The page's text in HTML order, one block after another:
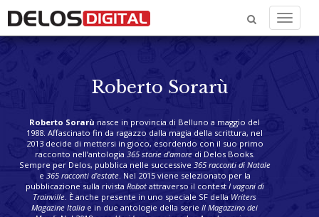
Menu
Roberto Sorarù
Roberto Sorarù nasce in provincia di Belluno a maggio del
1988. Affascinato fin da ragazzo dalla magia della scrittura, nel
2013 decide di mettersi in gioco, esordendo con il suo primo
racconto nell’antologia 365 storie d’amoredi Delos Books.
Sempre per Delos, pubblica nelle successive 365 racconti di Natale
e 365 racconti d’estate. Nel 2015 viene selezionato per la
pubblicazione sulla rivista Robotattraverso il contest I vagoni di
Trainville. È anche presente in uno speciale SF della Writers
Magazine Italia e in due antologie della serie Il Magazzino dei